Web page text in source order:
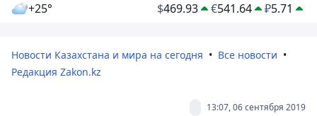
+25° $469.93 €541.64 ₽5.71
Новости Казахстана и мира на сегодня
Все новости
Редакция Zakon.kz
13:07, 06 сентября 2019